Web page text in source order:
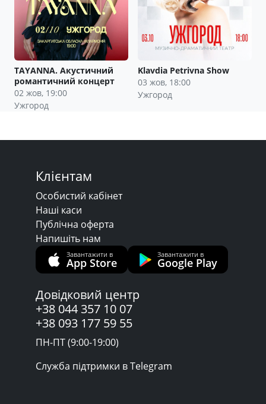
TAYANNA. Акустичний
романтичний концерт
02 жов, 19:00
Ужгород
Klavdia Petrivna Show
03 жов, 18:00
Ужгород
Клієнтам
Особистий кабінет
Наші каси
Публічна оферта
Напишіть нам
Завантажити в
App Store
Завантажити в
Google Play
Довідковий центр
+38 044 357 10 07
+38 093 177 59 55
ПН-ПТ (9:00-19:00)
Служба підтримки в Telegram